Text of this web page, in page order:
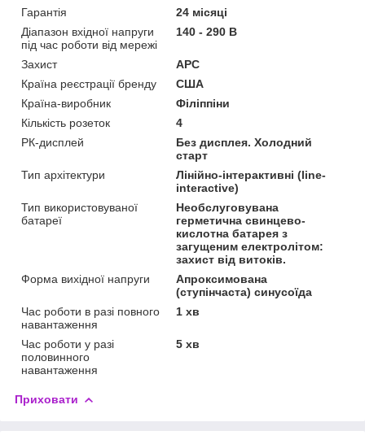
Гарантія
24 місяці
Діапазон вхідної напруги
під час роботи від мережі
140 - 290 В
Захист
APC
Країна реєстрації бренду
США
Країна-виробник
Філіппіни
Кількість розеток
4
РК-дисплей
Без дисплея. Холодний
старт
Тип архітектури
Лінійно-інтерактивні (line-
interactive)
Тип використовуваної
батареї
Необслуговувана
герметична свинцево-
кислотна батарея з
загущеним електролітом:
захист від витоків.
Форма вихідної напруги
Апроксимована
(ступінчаста) синусоїда
Час роботи в разі повного
навантаження
1 хв
Час роботи у разі
половинного
навантаження
5 хв
Приховати